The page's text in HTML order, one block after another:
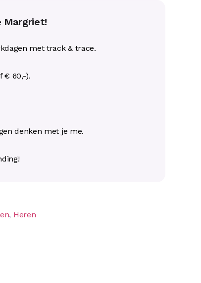
Margriet!
met track & trace.
€ 60,-).
denken met je me.
, Heren